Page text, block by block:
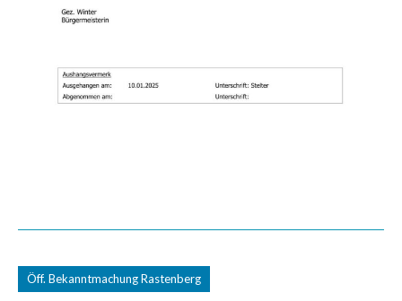
Öff. Bekanntmachung Rastenberg